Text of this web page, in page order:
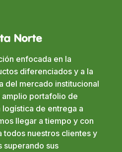
enfocada en la
diferenciados y a la
del mercado institucional
amplio portafolio de
de entrega a
llegar a tiempo y con
nuestros clientes y
superando sus